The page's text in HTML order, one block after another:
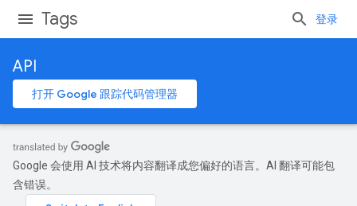
Tags 登录
API
打开 Google 跟踪代码管理器
Google 会使用 AI 技术将内容翻译成您偏好的语言。AI 翻译可能包
含错误。